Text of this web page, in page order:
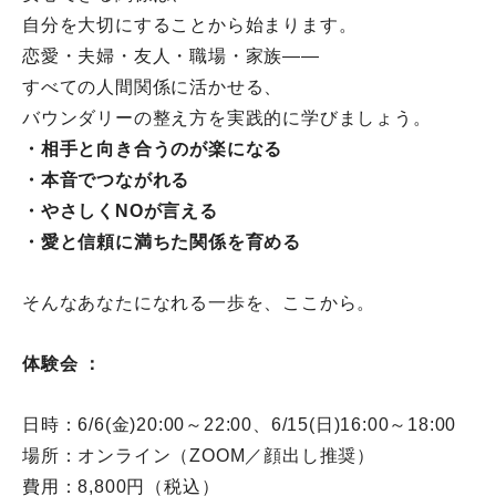
自分を大切にすることから始まります。
恋愛・夫婦・友人・職場・家族――
すべての人間関係に活かせる、
バウンダリーの整え方を実践的に学びましょう。
・相手と向き合うのが楽になる
・本音でつながれる
・やさしくNOが言える
・愛と信頼に満ちた関係を育める
そんなあなたになれる一歩を、ここから。
体験会 ：
日時：6/6(金)20:00～22:00、6/15(日)16:00～18:00
場所：オンライン（ZOOM／顔出し推奨）
費用：8,800円（税込）